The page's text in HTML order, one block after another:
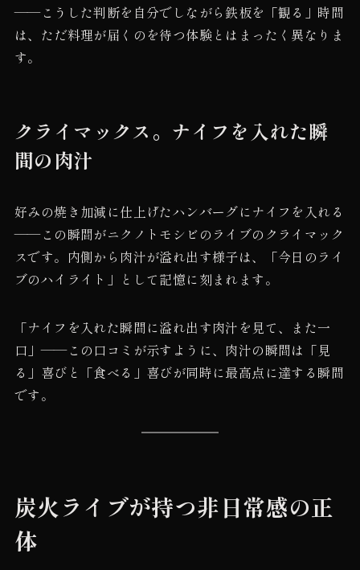
——こうした判断を自分でしながら鉄板を「観る」時間
は、ただ料理が届くのを待つ体験とはまったく異なりま
す。
クライマックス。ナイフを入れた瞬
間の肉汁
好みの焼き加減に仕上げたハンバーグにナイフを入れる
——この瞬間がニクノトモシビのライブのクライマック
スです。内側から肉汁が溢れ出す様子は、「今日のライ
ブのハイライト」として記憶に刻まれます。
「ナイフを入れた瞬間に溢れ出す肉汁を見て、また一
口」——この口コミが示すように、肉汁の瞬間は「見
る」喜びと「食べる」喜びが同時に最高点に達する瞬間
です。
炭火ライブが持つ非日常感の正
体